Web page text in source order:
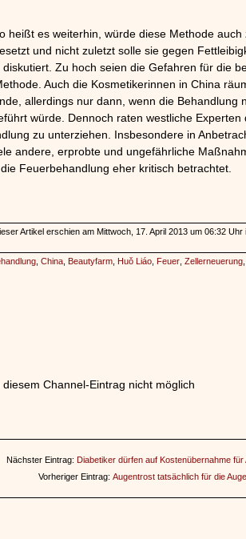
heißt es weiterhin, würde diese Methode auch
und nicht zuletzt solle sie gegen
Zu hoch seien die Gefahren für die
Auch die Kosmetikerinnen in China
allerdings nur dann, wenn die Behandlung
würde. Dennoch raten westliche
zu unterziehen. Insbesondere in
andere, erprobte und ungefährliche
Feuerbehandlung eher kritisch betrachtet.
Artikel erschien am Mittwoch, 17. April 2013 um 06:32 Uhr
China Beautyfarm Huǒ Liáo Feuer Zellerneuerung
Channel-Eintrag nicht möglich
Nächster Eintrag: Diabetiker dürfen auf Kostenübernahme
Vorheriger Eintrag: Augentrost tatsächlich für die